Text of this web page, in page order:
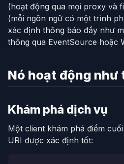
(hoạt động qua mọi proxy và
(mỗi ngôn ngữ có một trình
xác định thông báo đẩy như
thông qua EventSource hoặc
Nó hoạt động như
Khám phá dịch vụ
Một client khám phá điểm
URI được xác định tốt: